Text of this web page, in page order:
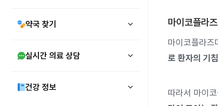
약국 찾기
실시간 의료 상담
건강 정보
마이코플라
마이코플라
로 환자의 기
따라서 마이